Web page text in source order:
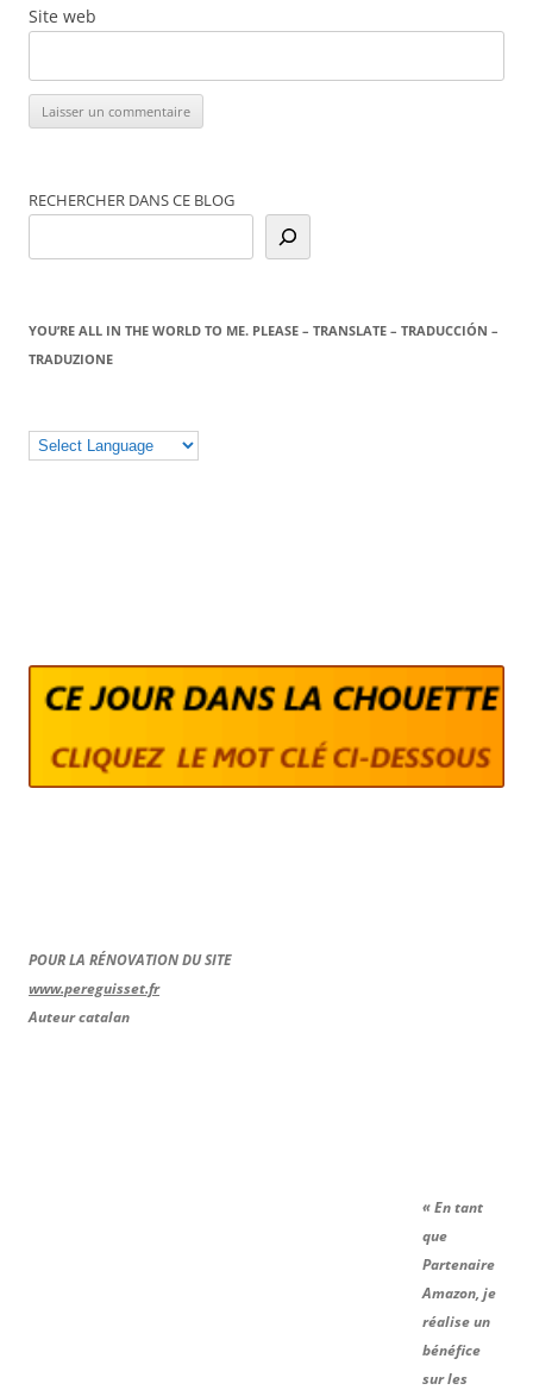
Site web
RECHERCHER DANS CE BLOG
YOU’RE ALL IN THE WORLD TO ME. PLEASE – TRANSLATE – TRADUCCIÓN –
TRADUZIONE
POUR LA RÉNOVATION DU SITE
www.pereguisset.fr
Auteur catalan
« En tant
que
Partenaire
Amazon, je
réalise un
bénéfice
sur les